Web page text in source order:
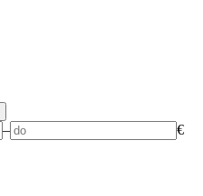
– €